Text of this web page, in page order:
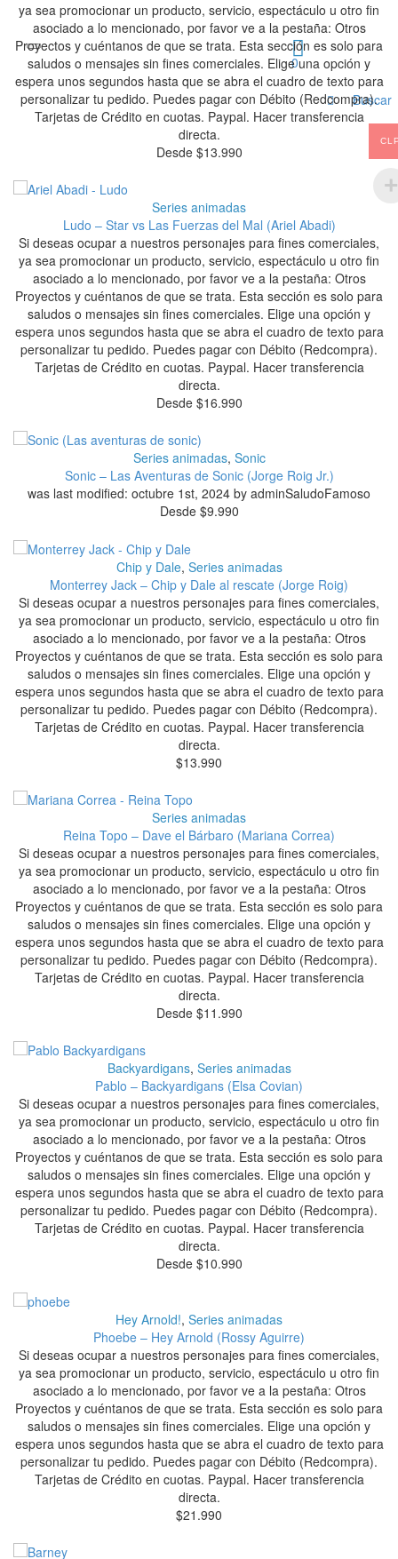
0
Buscar
ya sea promocionar un producto, servicio, espectáculo u otro fin
asociado a lo mencionado, por favor ve a la pestaña: Otros
Proyectos y cuéntanos de que se trata. Esta sección es solo para
saludos o mensajes sin fines comerciales. Elige una opción y
espera unos segundos hasta que se abra el cuadro de texto para
personalizar tu pedido. Puedes pagar con Débito (Redcompra).
Tarjetas de Crédito en cuotas. Paypal. Hacer transferencia
directa.
Desde $13.990
Series animadas
Ludo – Star vs Las Fuerzas del Mal (Ariel Abadi)
Si deseas ocupar a nuestros personajes para fines comerciales,
ya sea promocionar un producto, servicio, espectáculo u otro fin
asociado a lo mencionado, por favor ve a la pestaña: Otros
Proyectos y cuéntanos de que se trata. Esta sección es solo para
saludos o mensajes sin fines comerciales. Elige una opción y
espera unos segundos hasta que se abra el cuadro de texto para
personalizar tu pedido. Puedes pagar con Débito (Redcompra).
Tarjetas de Crédito en cuotas. Paypal. Hacer transferencia
directa.
Desde $16.990
Series animadas, Sonic
Sonic – Las Aventuras de Sonic (Jorge Roig Jr.)
was last modified: octubre 1st, 2024 by adminSaludoFamoso
Desde $9.990
Chip y Dale, Series animadas
Monterrey Jack – Chip y Dale al rescate (Jorge Roig)
Si deseas ocupar a nuestros personajes para fines comerciales,
ya sea promocionar un producto, servicio, espectáculo u otro fin
asociado a lo mencionado, por favor ve a la pestaña: Otros
Proyectos y cuéntanos de que se trata. Esta sección es solo para
saludos o mensajes sin fines comerciales. Elige una opción y
espera unos segundos hasta que se abra el cuadro de texto para
personalizar tu pedido. Puedes pagar con Débito (Redcompra).
Tarjetas de Crédito en cuotas. Paypal. Hacer transferencia
directa.
$13.990
Series animadas
Reina Topo – Dave el Bárbaro (Mariana Correa)
Si deseas ocupar a nuestros personajes para fines comerciales,
ya sea promocionar un producto, servicio, espectáculo u otro fin
asociado a lo mencionado, por favor ve a la pestaña: Otros
Proyectos y cuéntanos de que se trata. Esta sección es solo para
saludos o mensajes sin fines comerciales. Elige una opción y
espera unos segundos hasta que se abra el cuadro de texto para
personalizar tu pedido. Puedes pagar con Débito (Redcompra).
Tarjetas de Crédito en cuotas. Paypal. Hacer transferencia
directa.
Desde $11.990
Backyardigans, Series animadas
Pablo – Backyardigans (Elsa Covian)
Si deseas ocupar a nuestros personajes para fines comerciales,
ya sea promocionar un producto, servicio, espectáculo u otro fin
asociado a lo mencionado, por favor ve a la pestaña: Otros
Proyectos y cuéntanos de que se trata. Esta sección es solo para
saludos o mensajes sin fines comerciales. Elige una opción y
espera unos segundos hasta que se abra el cuadro de texto para
personalizar tu pedido. Puedes pagar con Débito (Redcompra).
Tarjetas de Crédito en cuotas. Paypal. Hacer transferencia
directa.
Desde $10.990
Hey Arnold!, Series animadas
Phoebe – Hey Arnold (Rossy Aguirre)
Si deseas ocupar a nuestros personajes para fines comerciales,
ya sea promocionar un producto, servicio, espectáculo u otro fin
asociado a lo mencionado, por favor ve a la pestaña: Otros
Proyectos y cuéntanos de que se trata. Esta sección es solo para
saludos o mensajes sin fines comerciales. Elige una opción y
espera unos segundos hasta que se abra el cuadro de texto para
personalizar tu pedido. Puedes pagar con Débito (Redcompra).
Tarjetas de Crédito en cuotas. Paypal. Hacer transferencia
directa.
$21.990